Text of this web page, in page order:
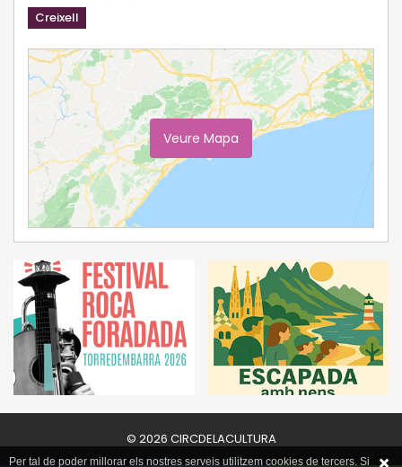
Creixell
Veure Mapa
© 2026 CIRCDELACULTURA
Per tal de poder millorar els nostres serveis utilitzem cookies de tercers. Si